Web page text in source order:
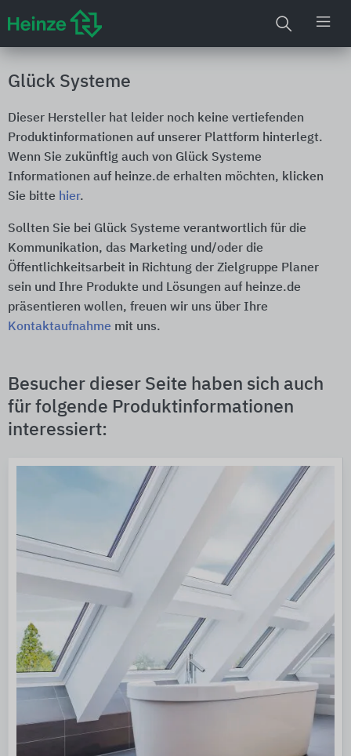
Glück Systeme
Dieser Hersteller hat leider noch keine vertiefenden
Produktinformationen auf unserer Plattform hinterlegt.
Wenn Sie zukünftig auch von Glück Systeme
Informationen auf heinze.de erhalten möchten, klicken
Sie bitte hier.
Sollten Sie bei Glück Systeme verantwortlich für die
Kommunikation, das Marketing und/oder die
Öffentlichkeitsarbeit in Richtung der Zielgruppe Planer
sein und Ihre Produkte und Lösungen auf heinze.de
präsentieren wollen, freuen wir uns über Ihre
Kontaktaufnahme mit uns.
Besucher dieser Seite haben sich auch
für folgende Produktinformationen
interessiert: